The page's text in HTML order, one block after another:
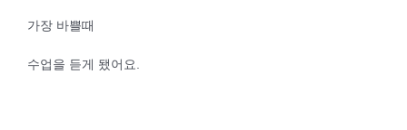
가장 바쁠때
수업을 듣게 됐어요.